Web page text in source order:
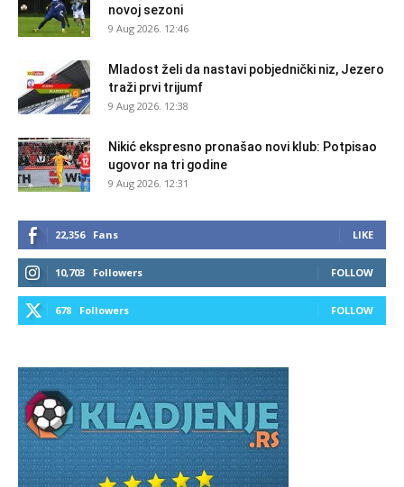
novoj sezoni
9 Aug 2026. 12:46
Mladost želi da nastavi pobjednički niz, Jezero
traži prvi trijumf
9 Aug 2026. 12:38
Nikić ekspresno pronašao novi klub: Potpisao
ugovor na tri godine
9 Aug 2026. 12:31
22,356 Fans LIKE
10,703 Followers FOLLOW
678 Followers FOLLOW